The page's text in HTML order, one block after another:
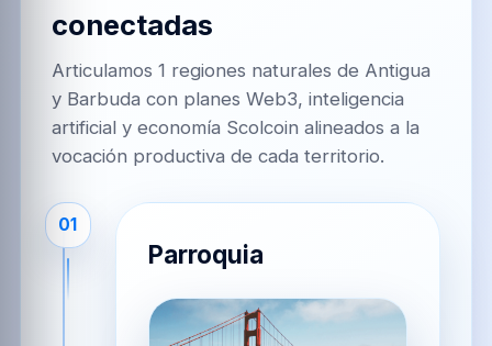
conectadas
Articulamos 1 regiones naturales de Antigua
y Barbuda con planes Web3, inteligencia
artificial y economía Scolcoin alineados a la
vocación productiva de cada territorio.
01
Parroquia